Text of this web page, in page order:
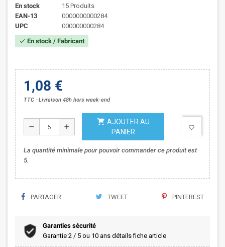
En stock
15 Produits
EAN-13
0000000000284
UPC
000000000284
check En stock / Fabricant
1,08 €
TTC Livraison 48h hors week-end
remove add
shopping_cart AJOUTER AU
PANIER
favorite_border
La quantité minimale pour pouvoir commander ce produit est
5.
PARTAGER TWEET PINTEREST
Garanties sécurité
Garantie 2 / 5 ou 10 ans détails fiche article